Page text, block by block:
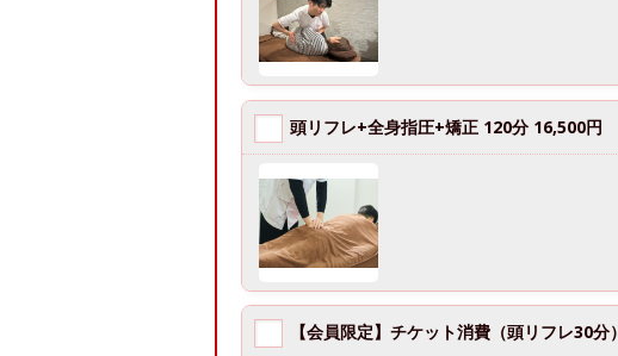
頭リフレ+全身指圧+矯正 120分 16,500円
【会員限定】チケット消費（頭リフレ30分）